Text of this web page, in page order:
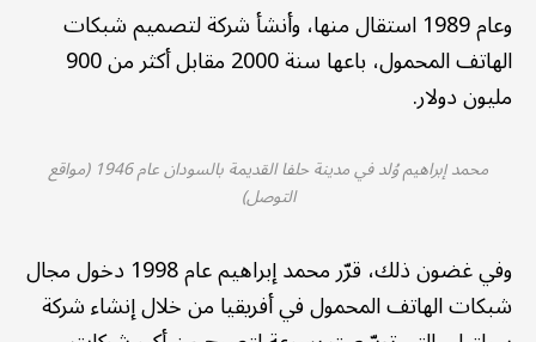
وعام 1989 استقال منها، وأنشأ شركة لتصميم شبكات
الهاتف المحمول، باعها سنة 2000 مقابل أكثر من 900
مليون دولار.
محمد إبراهيم وُلد في مدينة حلفا القديمة بالسودان عام 1946 (مواقع
التوصل)
وفي غضون ذلك، قرّر محمد إبراهيم عام 1998 دخول مجال
شبكات الهاتف المحمول في أفريقيا من خلال إنشاء شركة